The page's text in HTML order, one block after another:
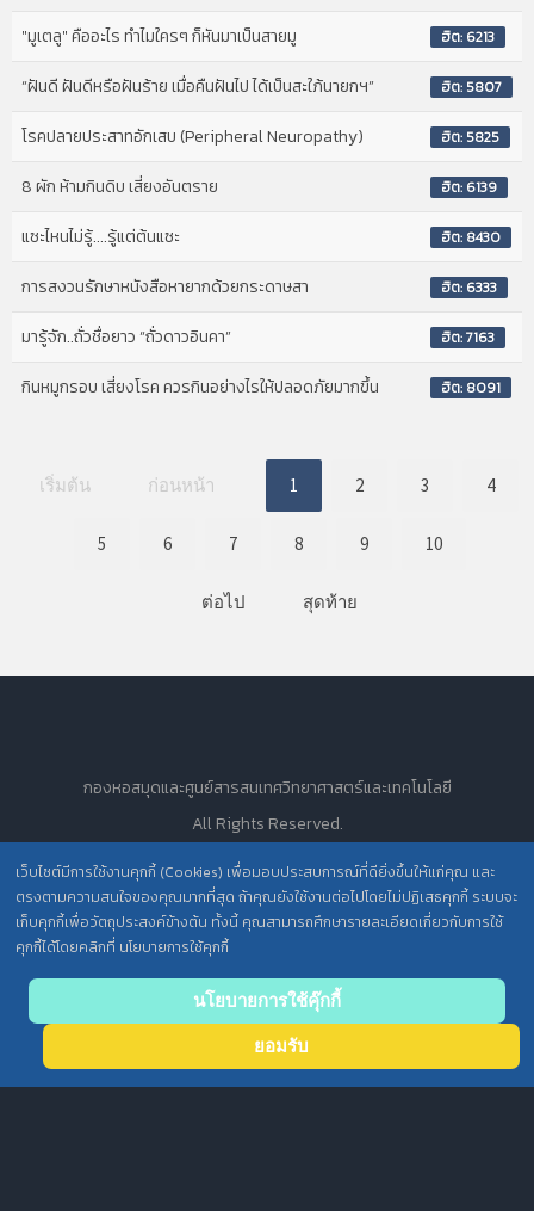
"มูเตลู" คืออะไร ทำไมใครๆ ก็หันมาเป็นสายมู ฮิต: 6213
“ฝันดี ฝันดีหรือฝันร้าย เมื่อคืนฝันไป ได้เป็นสะใภ้นายกฯ” ฮิต: 5807
โรคปลายประสาทอักเสบ (Peripheral Neuropathy) ฮิต: 5825
8 ผัก ห้ามกินดิบ เสี่ยงอันตราย ฮิต: 6139
แซะไหนไม่รู้....รู้แต่ต้นแซะ ฮิต: 8430
การสงวนรักษาหนังสือหายากด้วยกระดาษสา ฮิต: 6333
มารู้จัก..ถั่วชื่อยาว “ถั่วดาวอินคา” ฮิต: 7163
กินหมูกรอบ เสี่ยงโรค ควรกินอย่างไรให้ปลอดภัยมากขึ้น ฮิต: 8091
เริ่มต้น ก่อนหน้า 1 2 3 4
5 6 7 8 9 10
ต่อไป สุดท้าย
เว็บไซต์มีการใช้งานคุกกี้ (Cookies) เพื่อมอบประสบการณ์ที่ดียิ่งขึ้นให้แก่คุณ และ
ตรงตามความสนใจของคุณมากที่สุด ถ้าคุณยังใช้งานต่อไปโดยไม่ปฏิเสธคุกกี้ ระบบจะ
เก็บคุกกี้เพื่อวัตถุประสงค์ข้างต้น ทั้งนี้ คุณสามารถศึกษารายละเอียดเกี่ยวกับการใช้
คุกกี้ได้โดยคลิกที่ นโยบายการใช้คุกกี้
นโยบายการใช้คุ๊กกี้
ยอมรับ
กองหอสมุดและศูนย์สารสนเทศวิทยาศาสตร์และเทคโนโลยี
All Rights Reserved.
นโยบายการคุ้มครองข้อมูลส่วนบุคคล วศ. /
ประกาศความเป็นส่วนตัว (Privacy Notice) สำหรับการบริการสารสนเทศ
to top